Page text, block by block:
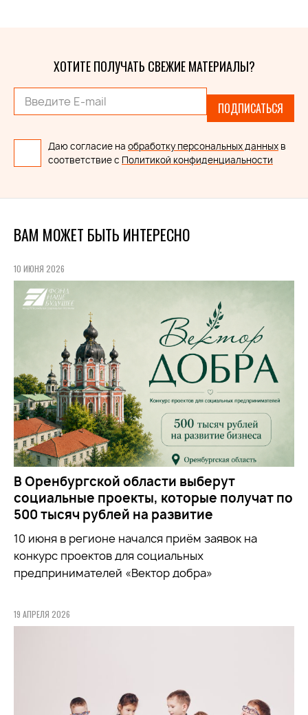
ХОТИТЕ ПОЛУЧАТЬ СВЕЖИЕ МАТЕРИАЛЫ?
ПОДПИСАТЬСЯ
Даю согласие на обработку персональных данных в
соответствие с Политикой конфиденциальности
ВАМ МОЖЕТ БЫТЬ ИНТЕРЕСНО
10 ИЮНЯ 2026
В Оренбургской области выберут
социальные проекты, которые получат по
500 тысяч рублей на развитие
10 июня в регионе начался приём заявок на
конкурс проектов для социальных
предпринимателей «Вектор добра»
19 АПРЕЛЯ 2026